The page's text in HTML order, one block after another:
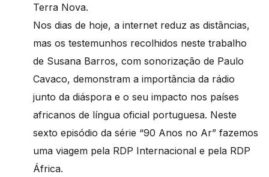
Terra Nova.
Nos dias de hoje, a internet reduz as distâncias,
mas os testemunhos recolhidos neste trabalho
de Susana Barros, com sonorização de Paulo
Cavaco, demonstram a importância da rádio
junto da diáspora e o seu impacto nos países
africanos de língua oficial portuguesa. Neste
sexto episódio da série “90 Anos no Ar” fazemos
uma viagem pela RDP Internacional e pela RDP
África.